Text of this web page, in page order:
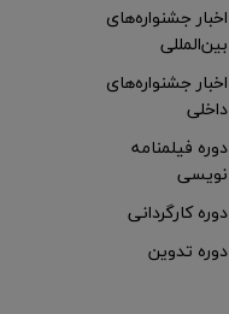
اخبار جشنواره‌های
بین‌المللی
اخبار جشنواره‌های
داخلی
دوره فیلمنامه
نویسی
دوره کارگردانی
دوره تدوین